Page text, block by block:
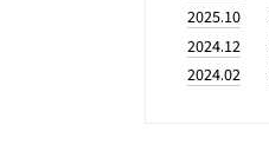
2025.10
2024.12
2024.02